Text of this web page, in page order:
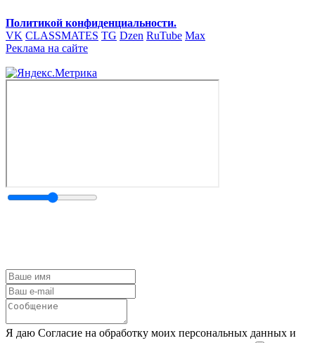
Политикой конфиденциальности.
VK CLASSMATES TG Dzen RuTube Max
Реклама на сайте
Я даю Согласие на обработку моих персональных данных и